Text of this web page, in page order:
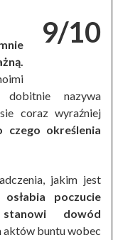
9/10
dobitnie nazywa
coraz wyraźniej
czego określenia
jakim jest
osłabia poczucie
dowód
aktów buntu wobec